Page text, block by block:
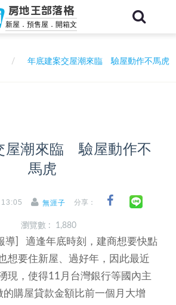
房地王部落格
新屋．預售屋．開箱文
年底建案交屋潮來臨 驗屋動作不馬虎
屋潮來臨 驗屋動作不
馬虎
無涯子 分享：
瀏覽數 : 1,880
導] 適逢年底時刻，建商想要快點
想要住新屋、過好年，因此最近
現，使得11月台灣銀行等國內主
購屋貸款金額比前一個月大增